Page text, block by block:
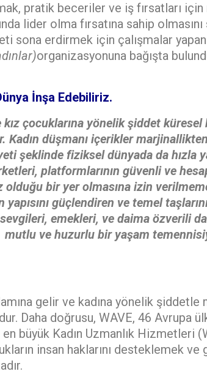
pratik beceriler ve iş fırsatları
lider olma fırsatına sahip
sona erdirmek için çalışmalar
organizasyonuna bağışta
İnşa Edebiliriz.
kız çocuklarına yönelik şiddet küresel
Kadın düşmanı içerikler
şeklinde fiziksel dünyada da hızla
platformlarının güvenli ve
olduğu bir yer olmasına izin
güçlendiren ve temel
emekleri, ve daima özverili
mutlu ve huzurlu bir yaşam
gelir ve kadına yönelik şiddetle
Daha doğrusu, WAVE, 46 Avrupa
büyük Kadın Uzmanlık Hizmetleri
insan haklarını desteklemek